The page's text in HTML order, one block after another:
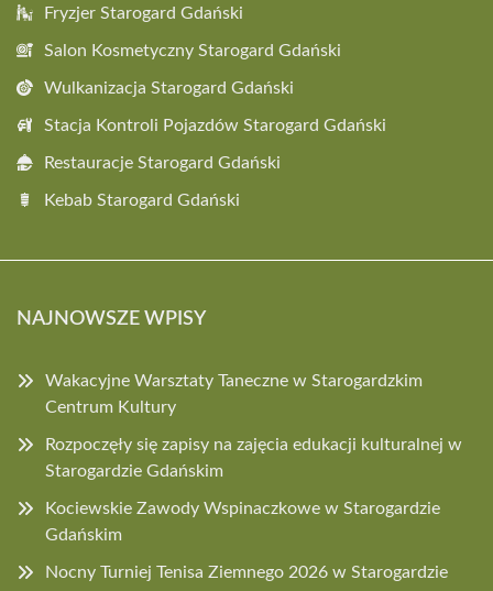
Fryzjer Starogard Gdański
Salon Kosmetyczny Starogard Gdański
Wulkanizacja Starogard Gdański
Stacja Kontroli Pojazdów Starogard Gdański
Restauracje Starogard Gdański
Kebab Starogard Gdański
NAJNOWSZE WPISY
Wakacyjne Warsztaty Taneczne w Starogardzkim
Centrum Kultury
Rozpoczęły się zapisy na zajęcia edukacji kulturalnej w
Starogardzie Gdańskim
Kociewskie Zawody Wspinaczkowe w Starogardzie
Gdańskim
Nocny Turniej Tenisa Ziemnego 2026 w Starogardzie